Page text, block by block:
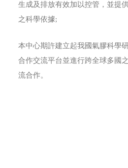
生成及排放有效加以控管，並提
之科學依據;
本中心期許建立起我國氣膠科學
合作交流平台並進行跨全球多國
流合作。